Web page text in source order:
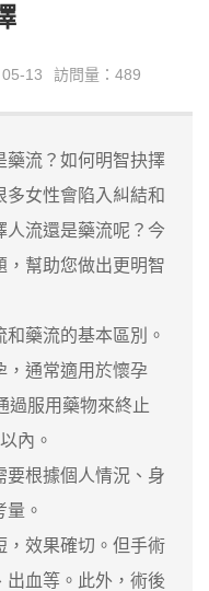
13 訪問量：489
藥流？如何明智抉擇
女性會陷入糾結和
人流還是藥流呢？今
，幫助您做出更明智
藥流的基本區別。
，通常適用於懷孕
過服用藥物來終止
內。
根據個人情況、身
。
效果確切。但手術
出血等。此外，術後